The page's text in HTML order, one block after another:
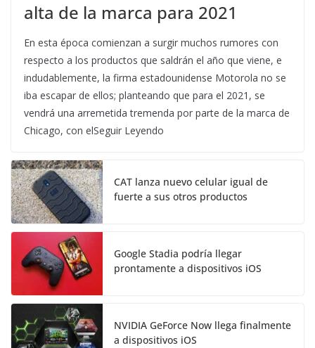
alta de la marca para 2021
En esta época comienzan a surgir muchos rumores con
respecto a los productos que saldrán el año que viene, e
indudablemente, la firma estadounidense Motorola no se
iba escapar de ellos; planteando que para el 2021, se
vendrá una arremetida tremenda por parte de la marca de
Chicago, con elSeguir Leyendo
CAT lanza nuevo celular igual de
fuerte a sus otros productos
Google Stadia podría llegar
prontamente a dispositivos iOS
NVIDIA GeForce Now llega finalmente
a dispositivos iOS